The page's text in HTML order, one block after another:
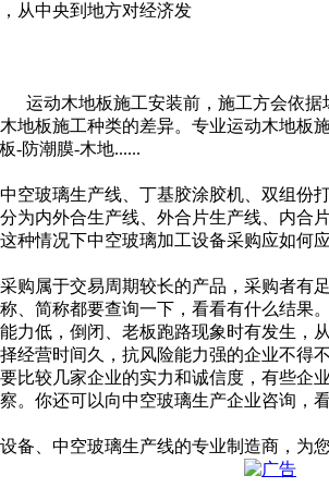
从中央到地方对经济发
动木地板施工安装前，施工方会依据
木地板施工种类的差异。专业运动
-防潮膜-木地......
空玻璃生产线、丁基胶涂胶机、双组
为内外合生产线、外合片生产线、内
种情况下中空玻璃加工设备采购应如
购属于交易周期较长的产品，采购者
、简称都要查询一下，看看有什么结果。
力低，倒闭、老板跑路现象时有发生，
营时间久，抗风险能力强的企业不得
比较几家企业的实力和诚信度，有些企
。你还可以向中空玻璃生产企业咨询
备、中空玻璃生产线的专业制造商，为